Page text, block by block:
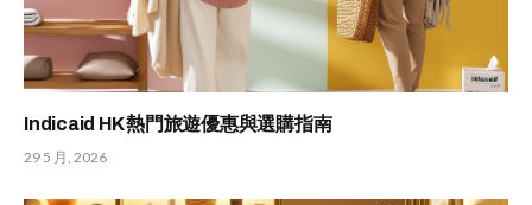
Indicaid HK 熱門旅遊優惠與選購指南
29 5 月, 2026